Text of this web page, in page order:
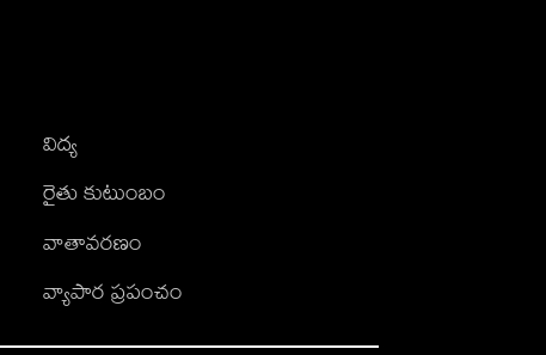
విద్య
రైతు కుటుంబం
వాతావరణం
వ్యాపార ప్రపంచం